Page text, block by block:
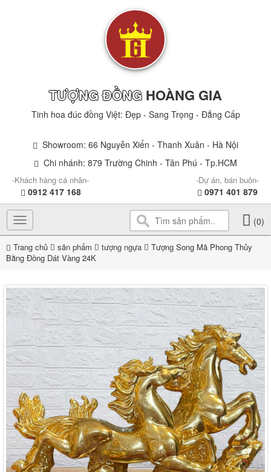
TƯỢNG ĐỒNG HOÀNG GIA
Tinh hoa đúc đồng Việt: Đẹp - Sang Trọng - Đẳng Cấp
Showroom: 66 Nguyễn Xiển - Thanh Xuân - Hà Nội
Chi nhánh: 879 Trường Chinh - Tân Phú - Tp.HCM
-Khách hàng cá nhân-
0912 417 168
-Dự án, bán buôn-
0971 401 879
Toggle
navigation
(0)
Trang chủ sản phẩm tượng ngựa
Tượng Song Mã Phong Thủy
Bằng Đồng Dát Vàng 24K